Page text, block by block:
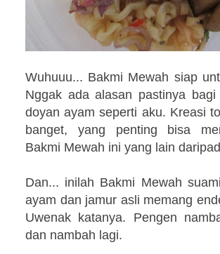
Wuhuuu... Bakmi Mewah siap
Nggak ada alasan pastinya
doyan ayam seperti aku. Kreasi
banget, yang penting bisa
Bakmi Mewah ini yang lain
Dan... inilah Bakmi Mewah
ayam dan jamur asli memang
Uwenak katanya. Pengen
dan nambah lagi.